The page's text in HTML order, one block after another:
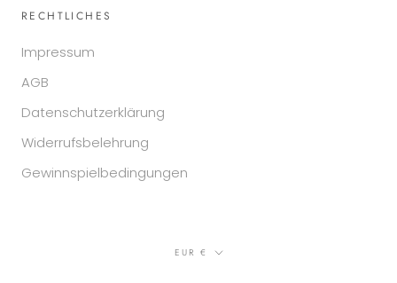
RECHTLICHES
Impressum
AGB
Datenschutzerklärung
Widerrufsbelehrung
Gewinnspielbedingungen
Währung
EUR €